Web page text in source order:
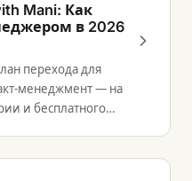
Mani: Как
в 2026
перехода для
менеджмент — на
и бесплатного